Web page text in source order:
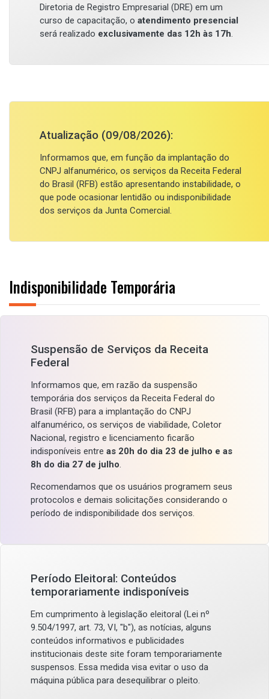
Diretoria de Registro Empresarial (DRE) em um
curso de capacitação, o atendimento presencial
será realizado exclusivamente das 12h às 17h.
Atualização (09/08/2026):
Informamos que, em função da implantação do
CNPJ alfanumérico, os serviços da Receita Federal
do Brasil (RFB) estão apresentando instabilidade, o
que pode ocasionar lentidão ou indisponibilidade
dos serviços da Junta Comercial.
Indisponibilidade Temporária
Suspensão de Serviços da Receita
Federal
Informamos que, em razão da suspensão
temporária dos serviços da Receita Federal do
Brasil (RFB) para a implantação do CNPJ
alfanumérico, os serviços de viabilidade, Coletor
Nacional, registro e licenciamento ficarão
indisponíveis entre as 20h do dia 23 de julho e as
8h do dia 27 de julho.
Recomendamos que os usuários programem seus
protocolos e demais solicitações considerando o
período de indisponibilidade dos serviços.
Período Eleitoral: Conteúdos
temporariamente indisponíveis
Em cumprimento à legislação eleitoral (Lei nº
9.504/1997, art. 73, VI, "b"), as notícias, alguns
conteúdos informativos e publicidades
institucionais deste site foram temporariamente
suspensos. Essa medida visa evitar o uso da
máquina pública para desequilibrar o pleito.